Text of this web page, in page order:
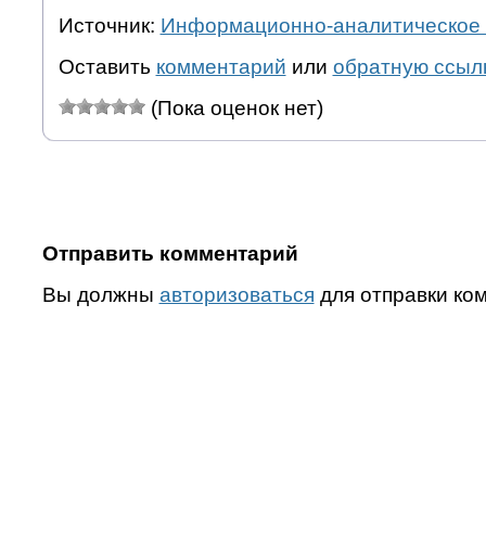
Источник: Информационно-аналитическое
Оставить комментарий или обратную
(Пока оценок нет)
Отправить комментарий
Вы должны авторизоваться для отправки